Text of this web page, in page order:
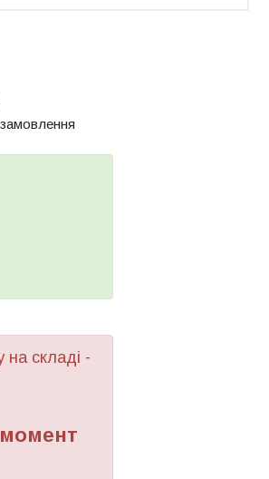
на складі -